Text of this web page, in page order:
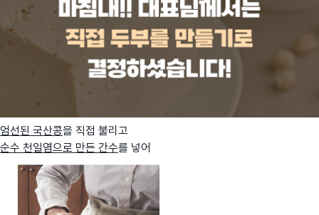
엄선된 국산콩을 직접 불리고
순수 천일염으로 만든 간수를 넣어